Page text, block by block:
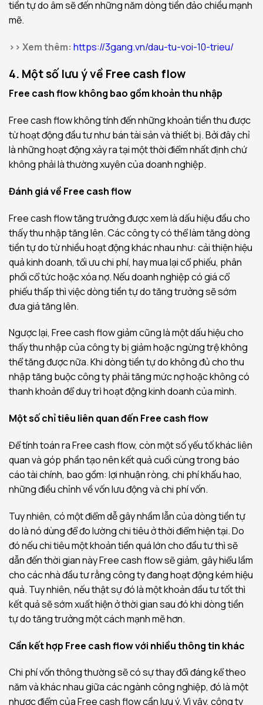
tiền tự do âm sẽ đến những năm dòng tiền đảo chiều mạnh
mẽ.
>> Xem thêm: https://3gang.vn/dau-tu-voi-10-trieu/
4. Một số lưu ý về Free cash flow
Free cash flow không bao gồm khoản thu nhập
Free cash flow không tính đến những khoản tiền thu được
từ hoạt động đầu tư như bán tài sản và thiết bị. Bởi đây chỉ
là những hoạt động xảy ra tại một thời điểm nhất định chứ
không phải là thường xuyên của doanh nghiệp.
Đánh giá về Free cash flow
Free cash flow tăng trưởng được xem là dấu hiệu đầu cho
thấy thu nhập tăng lên. Các công ty có thể làm tăng dòng
tiền tự do từ nhiều hoạt động khác nhau như: cải thiện hiệu
quả kinh doanh, tối ưu chi phí, hay mua lại cổ phiếu, phân
phối cổ tức hoặc xóa nợ. Nếu doanh nghiệp có giá cổ
phiếu thấp thì việc dòng tiền tự do tăng trưởng sẽ sớm
đưa giá tăng lên.
Ngược lại, Free cash flow giảm cũng là một dấu hiệu cho
thấy thu nhập của công ty bị giảm hoặc ngừng trệ không
thể tăng được nữa. Khi dòng tiền tự do không đủ cho thu
nhập tăng buộc công ty phải tăng mức nợ hoặc không có
thanh khoản để duy trì hoạt động kinh doanh của mình.
Một số chỉ tiêu liên quan đến Free cash flow
Để tính toán ra Free cash flow, còn một số yếu tố khác liên
quan và góp phần tạo nên kết quả cuối cùng trong báo
cáo tài chính, bao gồm: lợi nhuận ròng, chi phí khấu hao,
những điều chỉnh về vốn lưu động và chi phí vốn.
Tuy nhiên, có một điểm dễ gây nhầm lẫn của dòng tiền tự
do là nó dùng để đo lường chi tiêu ở thời điểm hiện tại. Do
đó nếu chi tiêu một khoản tiền quá lớn cho đầu tư thì sẽ
dẫn đến thời gian này Free cash flow sẽ giảm, gây hiểu lầm
cho các nhà đầu tư rằng công ty đang hoạt động kém hiệu
quả. Tuy nhiên, nếu thật sự đó là một khoản đầu tư tốt thì
kết quả sẽ sớm xuất hiện ở thời gian sau đó khi dòng tiền
tự do tăng trưởng một cách mạnh mẽ hơn.
Cần kết hợp Free cash flow với nhiều thông tin khác
Chi phí vốn thông thường sẽ có sự thay đổi đáng kể theo
năm và khác nhau giữa các ngành công nghiệp, đó là một
nhược điểm của Free cash flow cần lưu ý. Vì vậy, công ty